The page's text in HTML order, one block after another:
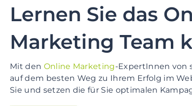
Lernen Sie das
Marketing Team
Mit den Online Marketing-ExpertInnen von
auf dem besten Weg zu Ihrem Erfolg im
Sie und setzen die für Sie optimalen